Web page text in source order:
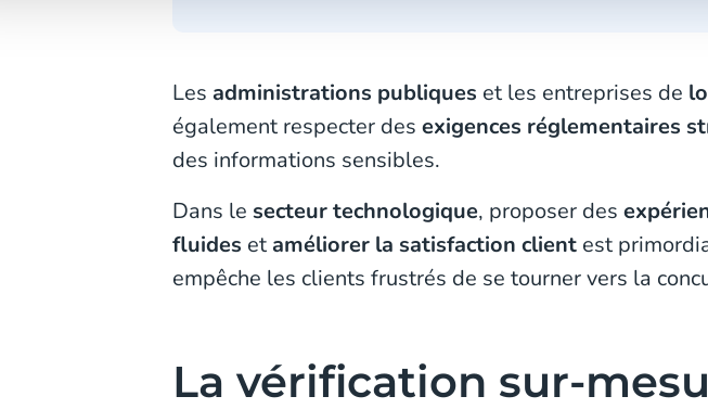
Les administrations publiques et les entreprises de
également respecter des exigences réglementaires
des informations sensibles.
Dans le secteur technologique, proposer des
fluides et améliorer la satisfaction client est
empêche les clients frustrés de se tourner vers la
La vérification sur-